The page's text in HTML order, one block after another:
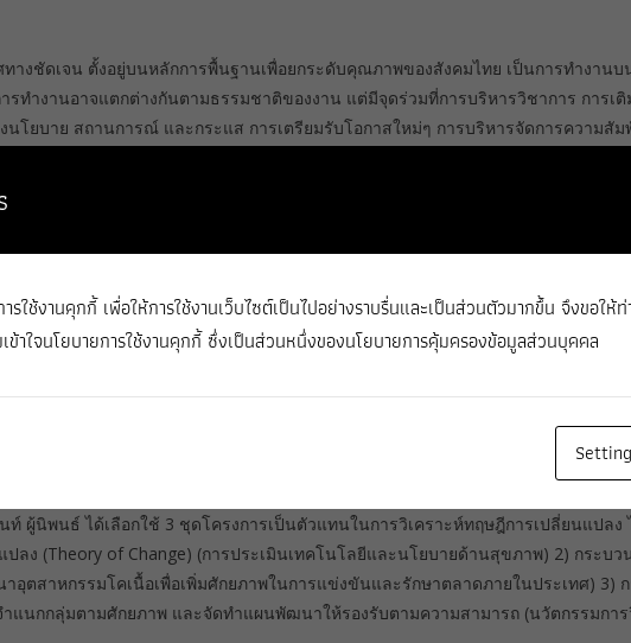
างชัดเจน ตั้งอยู่บนหลักการพื้นฐานเพื่อยกระดับคุณภาพของสังคมไทย เป็นการทำงาน
รทำงานอาจแตกต่างกันตามธรรมชาติของงาน แต่มีจุดร่วมที่การบริหารวิชาการ การเ
นโยบาย สถานการณ์ และกระแส การเตรียมรับโอกาสใหม่ๆ การบริหารจัดการความ
รงและโดยอ้อม สนับสนุนการคิดนอกกรอบ แต่ไม่ผิดเป้า ปรับเปลี่ยนเครื่องมือและวิธีก
สร้างผลสัมฤทธิ์ที่เป็นรูปธรรม สามารถใช้เครื่องมือและพัฒนากลไกการจัดการที่เหม
กับสถานการณ์ สร้างสรรค์ให้เกิดผลกระทบที่เหนือความคาดหมาย
ารสร้างผลลัพธ์-ผลกระทบใหม่ ต้องมีความรู้ทั้งข้อมูล และข้อสังเคราะห์ และกระบวน
เรียนรู้ เพื่อนำไปสู่การเติมเต็ม สร้างสมประสบการณ์ใหม่ที่เหมาะสมจำเพาะกับบริบท เ
ละเครื่องมือการบริหารจัดการโครงการ ชุดโครงการวิจัย ตั้งแต่ การวิเคราะห์ปัญหา
ะการใช้ประโยชน์ผลงานวิจัย เพื่อให้เกิดการยอมรับ ปรับใช้ (outcome) และขยายผ
ToC) ถูกนำมาใช้อธิบายความเชื่อมโยงความเป็นเหตุเป็นผล ตั้งแต่เริ่มโครงการวิจัย
ผู้นิพนธ์ ได้เลือกใช้ 3 ชุดโครงการเป็นตัวแทนในการวิเคราะห์ทฤษฎีการเปลี่ยนแปลง
ลง (Theory of Change) (การประเมินเทคโนโลยีและนโยบายด้านสุขภาพ) 2) กระบ
อุตสาหกรรมโคเนื้อเพื่อเพิ่มศักยภาพในการแข่งขันและรักษาตลาดภายในประเทศ) 3)
ำแนกกลุ่มตามศักยภาพ และจัดทำแผนพัฒนาให้รองรับตามความสามารถ (นวัตกรรมกา
รใช้งานคุกกี้ เพื่อให้การใช้งานเว็บไซต์เป็นไปอย่างราบรื่นและเป็นส่วนตัวมากขึ้น จึงขอให้
ข้าใจนโยบายการใช้งานคุกกี้ ซึ่งเป็นส่วนหนึ่งของนโยบายการคุ้มครองข้อมูลส่วนบุคคล